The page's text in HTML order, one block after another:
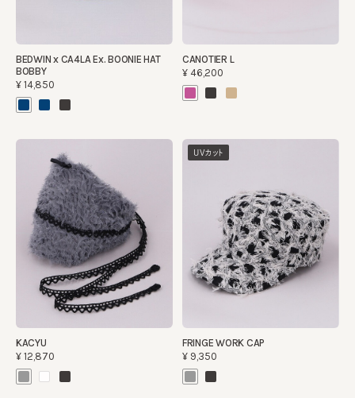
BEDWIN x CA4LA Ex. BOONIE HAT
BOBBY
¥14,850
CANOTIER L
¥46,200
KACYU
¥12,870
UVカット
FRINGE WORK CAP
¥9,350